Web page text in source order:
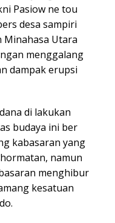
Pasiow ne tou
desa sampiri
Minahasa Utara
menggalang
dampak erupsi
di lakukan
budaya ini ber
kabasaran yang
namun
menghibur
kesatuan